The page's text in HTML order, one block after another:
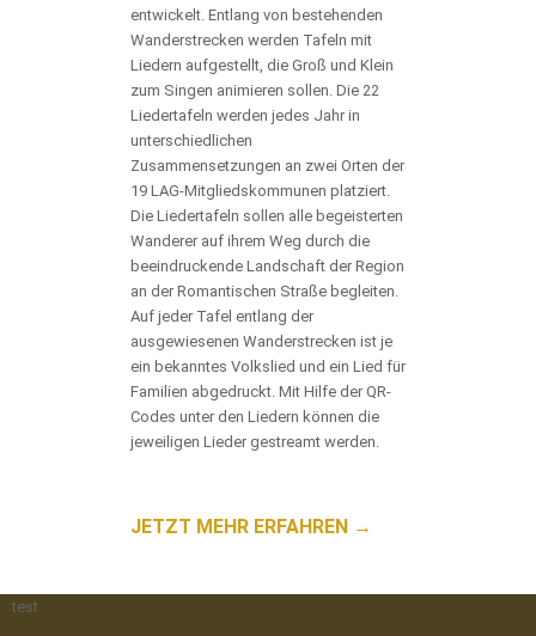
entwickelt. Entlang von bestehenden
Wanderstrecken werden Tafeln mit
Liedern aufgestellt, die Groß und Klein
zum Singen animieren sollen. Die 22
Liedertafeln werden jedes Jahr in
unterschiedlichen
Zusammensetzungen an zwei Orten der
19 LAG-Mitgliedskommunen platziert.
Die Liedertafeln sollen alle begeisterten
Wanderer auf ihrem Weg durch die
beeindruckende Landschaft der Region
an der Romantischen Straße begleiten.
Auf jeder Tafel entlang der
ausgewiesenen Wanderstrecken ist je
ein bekanntes Volkslied und ein Lied für
Familien abgedruckt. Mit Hilfe der QR-
Codes unter den Liedern können die
jeweiligen Lieder gestreamt werden.
JETZT MEHR ERFAHREN →
test